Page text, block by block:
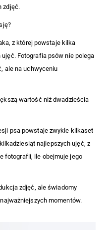
zdjęć.
z której powstaje kilka
Fotografia psów nie polega
ale na uchwyceniu
wartość niż dwadzieścia
psa powstaje zwykle kilkaset
najlepszych ujęć, z
fotografii, ile obejmuje jego
zdjęć, ale świadomy
momentów.